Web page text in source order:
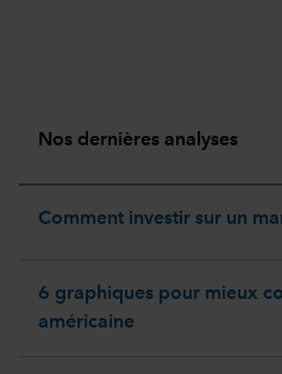
Nos dernières analyses
Comment investir sur un
6 graphiques pour mieux
américaine